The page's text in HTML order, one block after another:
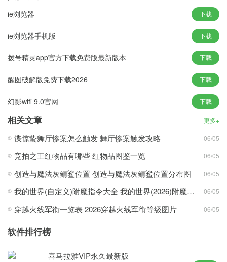
2、提供了大量的新功能，用户界面更加简洁，网页内容得到突出，
3、全面支持HTML5视频播放，更流畅的视频和交互式内容，可以
4、界面更简洁浏览空间更大，确保个人隐私不受侵犯，每天为全球
网民抵御 300 万次恶意攻击
特色：
1、只需锁定网站图标即可一键打开常用网站，选项卡同一体框在一
行显示占用空间更少
2、internet explorer现在可以完全控制网站对你个人信息的访问，
3、Win7和IE浏览器是绝配适配性更强，规范了网页标准，使得各网
站能获得更好的支持
极佳能适配很多网页
亮点：
ie浏览器 下载
ie浏览器手机版 下载
拨号精灵app官方下载免费版最新版本 下载
醒图破解版免费下载2026 下载
幻影wifi 9.0官网 下载
相关文章 更多+
谍惊蛰舞厅惨案怎么触发 舞厅惨案触发攻略 06/05
竞拍之王红物品有哪些 红物品图鉴一览 06/05
创造与魔法灰鲭鲨位置 创造与魔法灰鲭鲨位置分布图 06/05
我的世界(自定义)附魔指令大全 我的世界(2026)附魔指令代码大全 06/05
穿越火线军衔一览表 2026穿越火线军衔等级图片 06/05
软件排行榜
喜马拉雅VIP永久最新版